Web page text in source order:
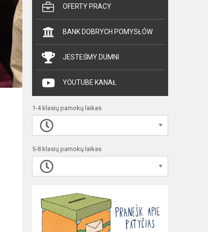
OFERTY PRACY
BANK DOBRYCH POMYSŁÓW
JESTEŚMY DUMNI
YOUTUBE KANAŁ
1-4 klasių pamokų laikas
5-8 klasių pamokų laikas